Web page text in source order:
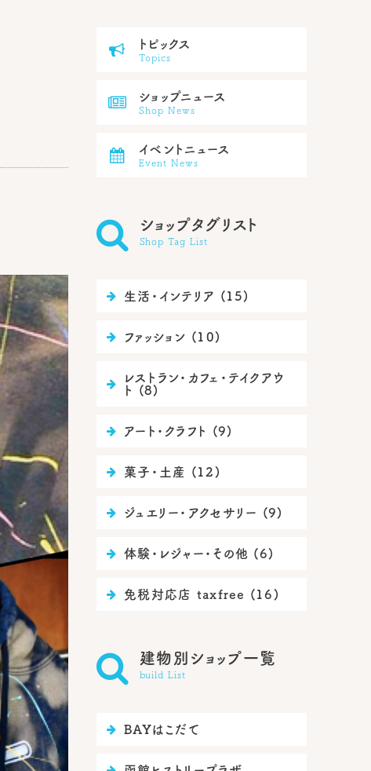
 トピックス
Topics
 ショップニュース
Shop News
 イベントニュース
Event News
 ショップタグリスト
Shop Tag List
 生活・インテリア (15)
 ファッション (10)

レストラン・カフェ・テイクアウ
ト (8)
 アート・クラフト (9)
 菓子・土産 (12)
 ジュエリー・アクセサリー (9)
 体験・レジャー・その他 (6)
 免税対応店 taxfree (16)
 建物別ショップ一覧
build List
 BAYはこだて